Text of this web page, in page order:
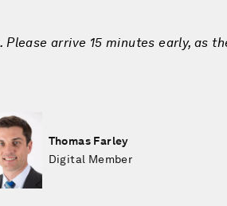
arrive 15 minutes early, as
Thomas Farley
Digital Member